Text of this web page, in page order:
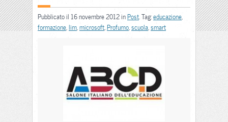
Pubblicato il 16 novembre 2012 inPost . Tag:educazione
formazione lim microsoft Profumo scuola smart